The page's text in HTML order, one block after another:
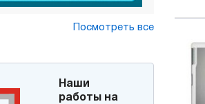
Посмотреть все
Наши
работы на